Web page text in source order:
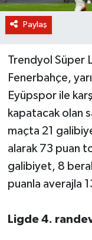
Paylaş
Trendyol Süper
Fenerbahçe,
Eyüpspor ile
kapatacak olan
maçta 21
alarak 73 puan
galibiyet, 8
puanla averajla
Ligde 4.